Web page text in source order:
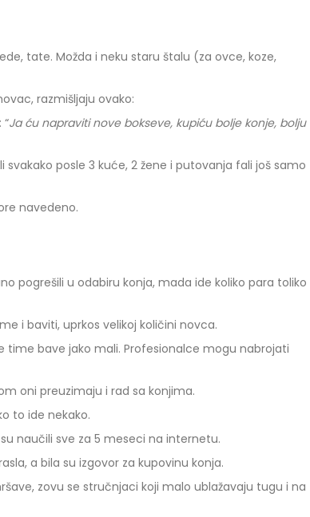
tate. Možda i neku staru štalu (za ovce, koze,
razmišljaju ovako:
Ja ću napraviti nove bokseve, kupiću bolje konje, bolju
posle 3 kuće, 2 žene i putovanja fali još samo
navedeno.
pogrešili u odabiru konja, mada ide koliko para toliko
i baviti, uprkos velikoj količini novca.
time bave jako mali. Profesionalce mogu nabrojati
oni preuzimaju i rad sa konjima.
to ide nekako.
naučili sve za 5 meseci na internetu.
a bila su izgovor za kupovinu konja.
zovu se stručnjaci koji malo ublažavaju tugu i na